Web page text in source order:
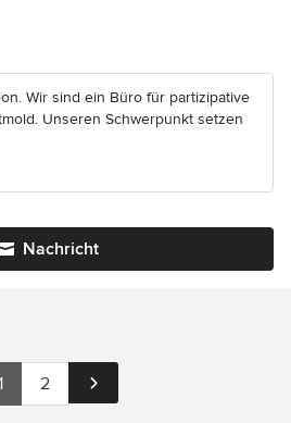
Wir sind ein Büro für partizipative
Unseren Schwerpunkt setzen
Nachricht
2